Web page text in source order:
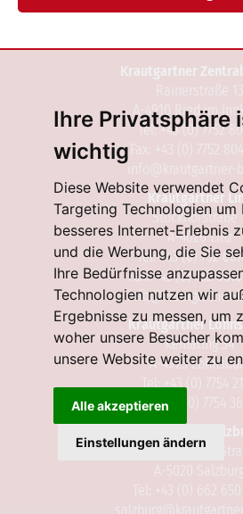
Ihre Privatsphäre
wichtig
Diese Website verwendet
Targeting Technologien um
besseres Internet-Erlebnis
und die Werbung, die Sie
Ihre Bedürfnisse
Technologien nutzen wir
Ergebnisse zu messen, um
woher unsere Besucher
unsere Website weiter zu
Alle akzeptieren
Einstellungen ändern
Krautgartner
Rainerstraße 13
A-4910 Ried im
Tel: +43 (0) 7752
info@krautgartner-
Krautgartner
Stockhofstraße
A-4020 Linz
Tel: +43 (0) 732
Fax: +43 (0) 732
info@krautgartner-
Krautgartner
Kemating 34
A-4923
Tel: +43 (0) 7754
Fax: +43 (0) 7754
krautgartner-bus
Andreas-Hofer-
Tel: +43 (0) 662 650